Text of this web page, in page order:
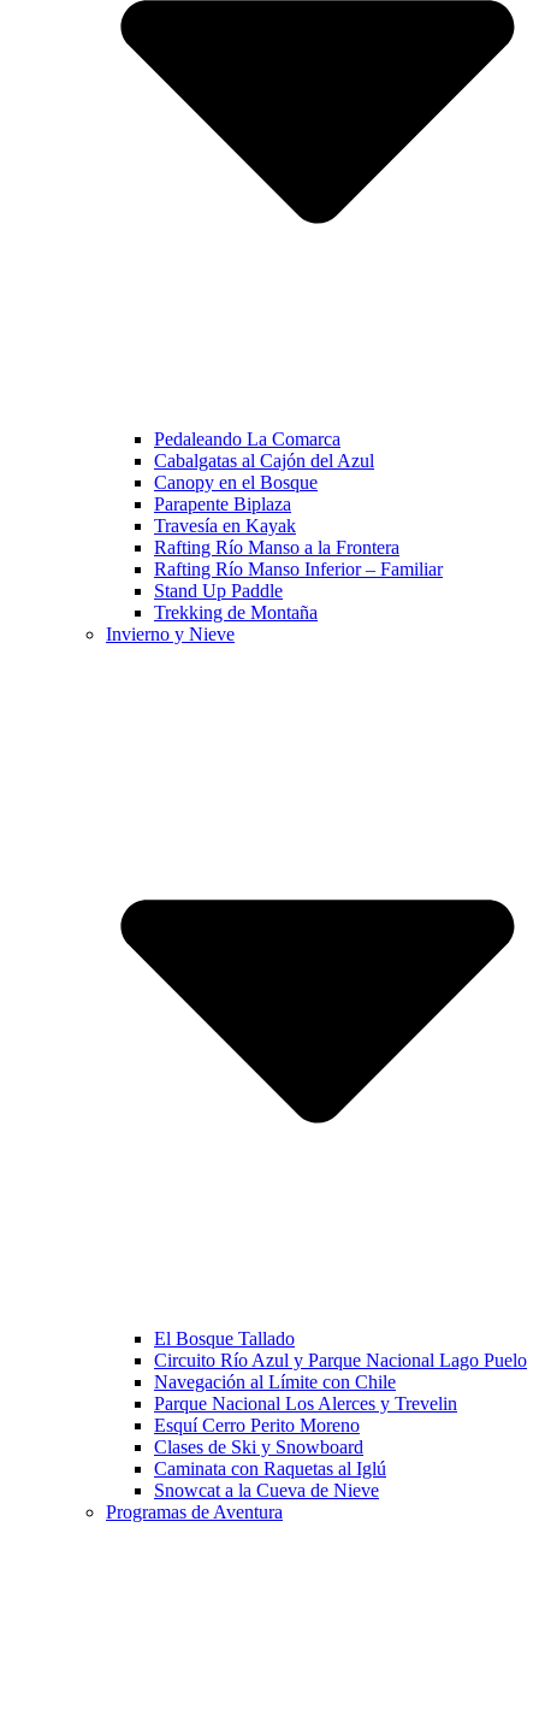
Pedaleando La Comarca
Cabalgatas al Cajón del Azul
Canopy en el Bosque
Parapente Biplaza
Travesía en Kayak
Rafting Río Manso a la Frontera
Rafting Río Manso Inferior – Familiar
Stand Up Paddle
Trekking de Montaña
Invierno y Nieve
El Bosque Tallado
Circuito Río Azul y Parque Nacional Lago Puelo
Navegación al Límite con Chile
Parque Nacional Los Alerces y Trevelin
Esquí Cerro Perito Moreno
Clases de Ski y Snowboard
Caminata con Raquetas al Iglú
Snowcat a la Cueva de Nieve
Programas de Aventura